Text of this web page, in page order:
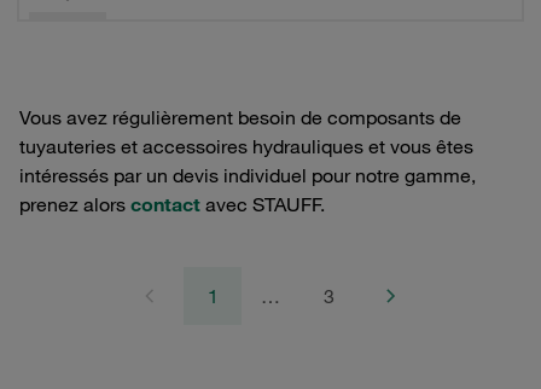
Vous avez régulièrement besoin de composants de
tuyauteries et accessoires hydrauliques et vous êtes
intéressés par un devis individuel pour notre gamme,
prenez alors contact avec STAUFF.
1 … 3